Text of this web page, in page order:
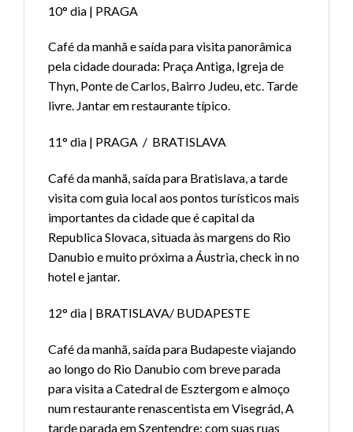
10° dia | PRAGA
Café da manhã e saída para visita panorâmica
pela cidade dourada: Praça Antiga, Igreja de
Thyn, Ponte de Carlos, Bairro Judeu, etc. Tarde
livre. Jantar em restaurante típico.
11° dia | PRAGA / BRATISLAVA
Café da manhã, saída para Bratislava, a tarde
visita com guia local aos pontos turísticos mais
importantes da cidade que é capital da
Republica Slovaca, situada às margens do Rio
Danubio e muito próxima a Áustria, check in no
hotel e jantar.
12° dia | BRATISLAVA/ BUDAPESTE
Café da manhã, saída para Budapeste viajando
ao longo do Rio Danubio com breve parada
para visita a Catedral de Esztergom e almoço
num restaurante renascentista em Visegrád, A
tarde parada em Szentendre: com suas ruas